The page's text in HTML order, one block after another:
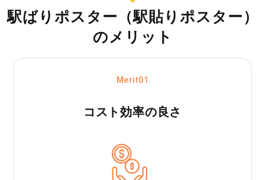
駅ばりポスター（駅貼りポスター）
のメリット
Merit01
コスト効率の良さ